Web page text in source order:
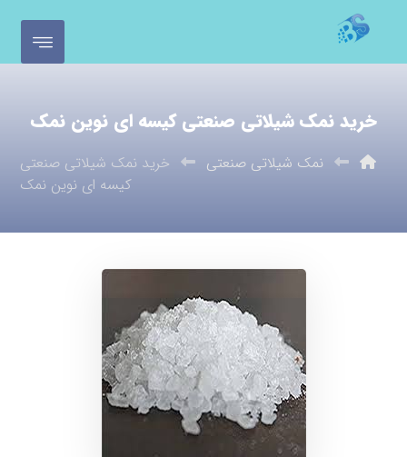
خرید نمک شیلاتی صنعتی کیسه ای نوین نمک
نمک شیلاتی صنعتی
خرید نمک شیلاتی صنعتی
کیسه ای نوین نمک